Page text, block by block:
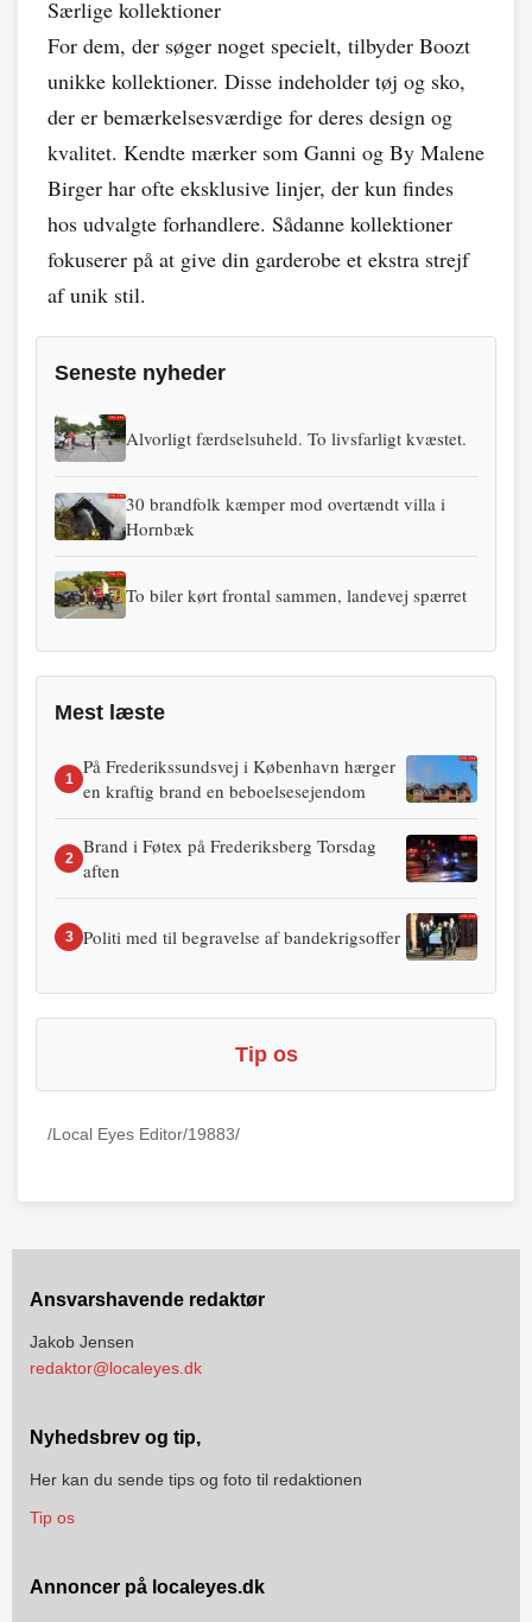
Særlige kollektioner
For dem, der søger noget specielt, tilbyder Boozt
unikke kollektioner. Disse indeholder tøj og sko,
der er bemærkelsesværdige for deres design og
kvalitet. Kendte mærker som Ganni og By Malene
Birger har ofte eksklusive linjer, der kun findes
hos udvalgte forhandlere. Sådanne kollektioner
fokuserer på at give din garderobe et ekstra strejf
af unik stil.
Seneste nyheder
Alvorligt færdselsuheld. To livsfarligt kvæstet.
30 brandfolk kæmper mod overtændt villa i
Hornbæk
To biler kørt frontal sammen, landevej spærret
Mest læste
1
På Frederikssundsvej i København hærger
en kraftig brand en beboelsesejendom
2
Brand i Føtex på Frederiksberg Torsdag
aften
3 Politi med til begravelse af bandekrigsoffer
Tip os
/Local Eyes Editor/19883/
Ansvarshavende redaktør
Jakob Jensen
redaktor@localeyes.dk
Nyhedsbrev og tip,
Her kan du sende tips og foto til redaktionen
Tip os
Annoncer på localeyes.dk